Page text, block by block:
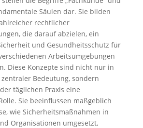
Säulen dar. Sie bilden
rechtlicher
die darauf abzielen, ein
und Gesundheitsschutz für
Arbeitsumgebungen
Diese Konzepte sind nicht nur in
Bedeutung, sondern
täglichen Praxis eine
Sie beeinflussen maßgeblich
wie Sicherheitsmaßnahmen in
Organisationen umgesetzt,